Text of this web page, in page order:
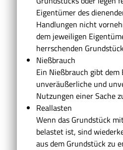
Eigentümer des
Handlungen nicht
dem jeweiligen
herrschenden
Nießbrauch
Ein Nießbrauch gibt
unveräußerliche und
Nutzungen einer Sache
Reallasten
Wenn das Grundstück
belastet ist, sind
aus dem Grundstück zu